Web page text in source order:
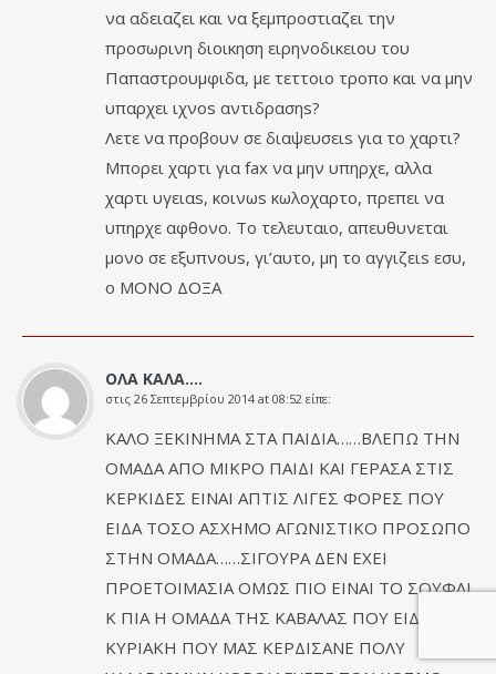
να αδειαζει και να ξεμπροστιαζει την
προσωρινη διοικηση ειρηνοδικειου του
Παπαστρουμφιδα, με τεττοιο τροπο και να μην
υπαρχει ιχνοs αντιδρασηs?
Λετε να προβουν σε διαψευσειs για το χαρτι?
Μπορει χαρτι για fax να μην υπηρχε, αλλα
χαρτι υγειαs, κοινωs κωλοχαρτο, πρεπει να
υπηρχε αφθονο. Το τελευταιο, απευθυνεται
μονο σε εξυπνουs, γι’αυτο, μη το αγγιζειs εσυ,
ο ΜΟΝΟ ΔΟΞΑ
ΟΛΑ ΚΑΛΑ....
στις 26 Σεπτεμβρίου 2014 at 08:52 είπε:
ΚΑΛΟ ΞΕΚΙΝΗΜΑ ΣΤΑ ΠΑΙΔΙΑ……ΒΛΕΠΩ ΤΗΝ
ΟΜΑΔΑ ΑΠΟ ΜΙΚΡΟ ΠΑΙΔΙ ΚΑΙ ΓΕΡΑΣΑ ΣΤΙΣ
ΚΕΡΚΙΔΕΣ ΕΙΝΑΙ ΑΠΤΙΣ ΛΙΓΕΣ ΦΟΡΕΣ ΠΟΥ
ΕΙΔΑ ΤΟΣΟ ΑΣΧΗΜΟ ΑΓΩΝΙΣΤΙΚΟ ΠΡΟΣΩΠΟ
ΣΤΗΝ ΟΜΑΔΑ……ΣΙΓΟΥΡΑ ΔΕΝ ΕΧΕΙ
ΠΡΟΕΤΟΙΜΑΣΙΑ ΟΜΩΣ ΠΙΟ ΕΙΝΑΙ ΤΟ ΣΟΥΦΛΙ
Κ ΠΙΑ Η ΟΜΑΔΑ ΤΗΣ ΚΑΒΑΛΑΣ ΠΟΥ ΕΙΔΑ ΤΗΝ
ΚΥΡΙΑΚΗ ΠΟΥ ΜΑΣ ΚΕΡΔΙΣΑΝΕ ΠΟΛΥ